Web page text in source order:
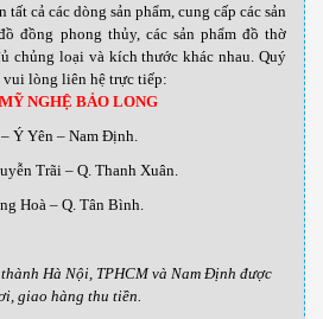
cả các dòng sản phẩm, cung cấp các sản
đồng phong thủy, các sản phẩm đồ thờ
chủng loại và kích thước khác nhau Quý
vui lòng liên hệ trực tiếp:
NGHỆ BẢO LONG
Ý Yên – Nam Định.
Trãi – Q. Thanh Xuân.
Hoà – Q. Tân Bình.
Hà Nội, TPHCM và Nam Định được
giao hàng thu tiền.